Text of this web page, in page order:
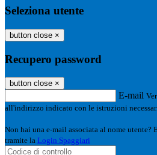
Seleziona utente
button close ×
Recupero password
button close ×
E-mail
all'indirizzo indicato con le istruzioni
Non hai una e-mail associata al nome utente?
tramite la Login Spaggiari